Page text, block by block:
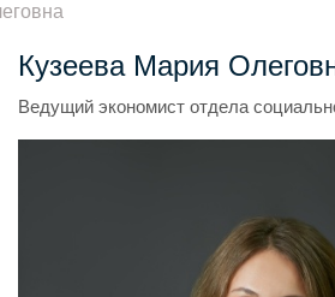
Кузеева Мария
Ведущий экономист отдела